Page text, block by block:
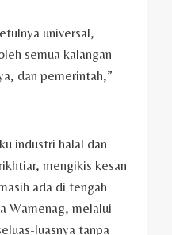
universal,
semua kalangan
dan pemerintah,”
industri halal dan
mengikis kesan
ada di tengah
Wamenag, melalui
luasnya tanpa